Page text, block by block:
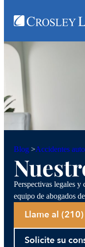
Blog >Accidentes
Perspectivas legales y
equipo de abogados
Llame al
Solicite su